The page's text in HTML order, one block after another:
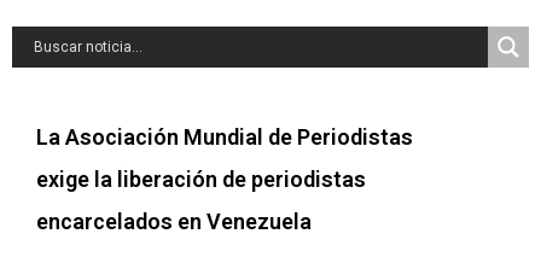
La Asociación Mundial de Periodistas
exige la liberación de periodistas
encarcelados en Venezuela